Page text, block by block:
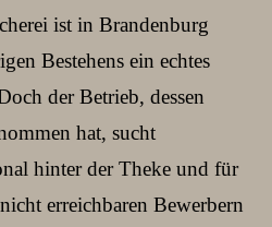
ist in Brandenburg
Bestehens ein echtes
der Betrieb, dessen
hat, sucht
hinter der Theke und für
erreichbaren Bewerbern